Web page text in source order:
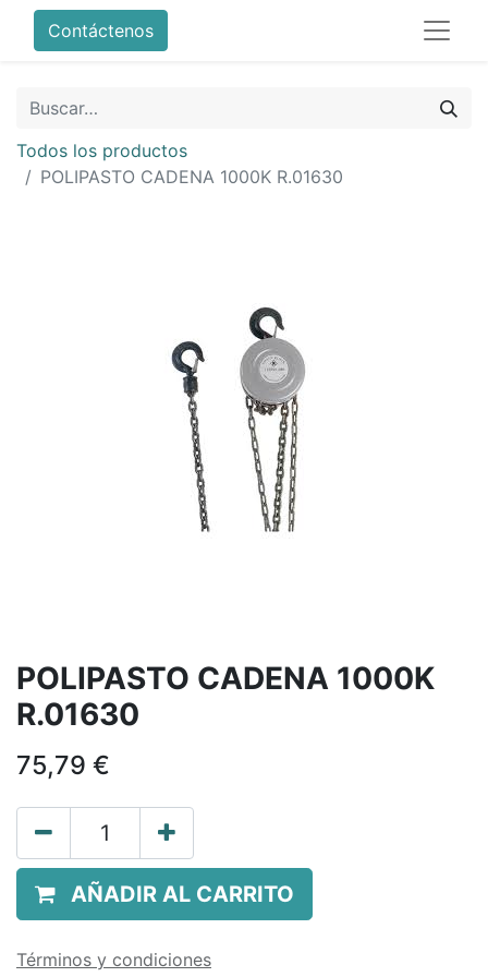
Contáctenos
Todos los productos
POLIPASTO CADENA 1000K R.01630
POLIPASTO CADENA 1000K
R.01630
75,79 €
AÑADIR AL CARRITO
Términos y condiciones